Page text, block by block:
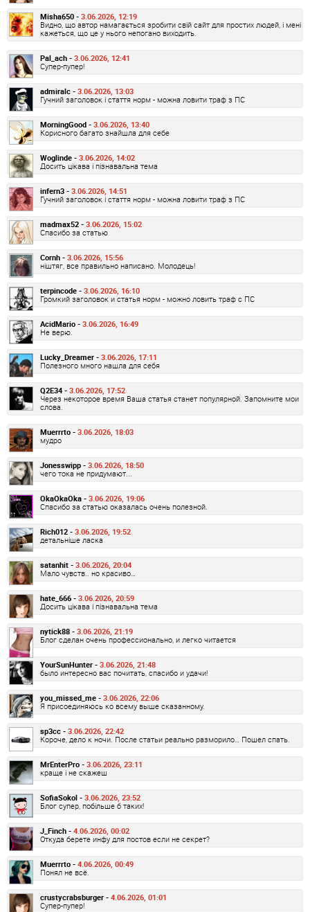
Misha650 - 3.06.2026, 12:19
Видно, що автор намагається зробити свій сайт для простих людей, і мені
кажеться, що це у нього непогано виходить.
Pal_ach - 3.06.2026, 12:41
Супер-пупер!
admiralc - 3.06.2026, 13:03
Гучний заголовок і стаття норм - можна ловити траф з ПС
MorningGood - 3.06.2026, 13:40
Корисного багато знайшла для себе
Woglinde - 3.06.2026, 14:02
Досить цікава і пізнавальна тема
infern3 - 3.06.2026, 14:51
Гучний заголовок і стаття норм - можна ловити траф з ПС
madmax52 - 3.06.2026, 15:02
Спасибо за статью
Cornh - 3.06.2026, 15:56
ніштяг, все правильно написано. Молодець!
terpincode - 3.06.2026, 16:10
Громкий заголовок и статья норм - можно ловить траф с ПС
AcidMario - 3.06.2026, 16:49
Не верю.
Lucky_Dreamer - 3.06.2026, 17:11
Полезного много нашла для себя
Q2E34 - 3.06.2026, 17:52
Через некоторое время Ваша статья станет популярной. Запомните мои
слова.
Muerrrto - 3.06.2026, 18:03
мудро
Jonesswipp - 3.06.2026, 18:50
чего тока не придумают...
OkaOkaOka - 3.06.2026, 19:06
Спасибо за статью оказалась очень полезной.
Rich012 - 3.06.2026, 19:52
детальніше ласка
satanhit - 3.06.2026, 20:04
Мало чувств.. но красиво…
hate_666 - 3.06.2026, 20:59
Досить цікава і пізнавальна тема
nytick88 - 3.06.2026, 21:19
Блог сделан очень профессионально, и легко читается
YourSunHunter - 3.06.2026, 21:48
было интересно вас почитать, спасибо и удачи!
you_missed_me - 3.06.2026, 22:06
Я присоединяюсь ко всему выше сказанному.
sp3cc - 3.06.2026, 22:42
Короче, дело к ночи. После статьи реально разморило… Пошел спать.
MrEnterPro - 3.06.2026, 23:11
краще і не скажеш
SofiaSokol - 3.06.2026, 23:52
Блог супер, побільше б таких!
J_Finch - 4.06.2026, 00:02
Откуда берете инфу для постов если не секрет?
Muerrrto - 4.06.2026, 00:49
Понял не всё.
crustycrabsburger - 4.06.2026, 01:01
Супер-пупер!